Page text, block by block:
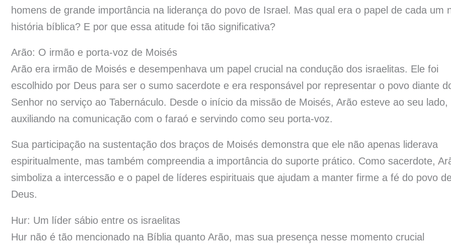
homens de grande importância na liderança do povo de Israel. Mas qual era o papel de cada um
história bíblica? E por que essa atitude foi tão significativa?
Arão: O irmão e porta-voz de Moisés
Arão era irmão de Moisés e desempenhava um papel crucial na condução dos israelitas. Ele foi
escolhido por Deus para ser o sumo sacerdote e era responsável por representar o povo diante
Senhor no serviço ao Tabernáculo. Desde o início da missão de Moisés, Arão esteve ao seu lado,
auxiliando na comunicação com o faraó e servindo como seu porta-voz.
Sua participação na sustentação dos braços de Moisés demonstra que ele não apenas liderava
espiritualmente, mas também compreendia a importância do suporte prático. Como sacerdote,
simboliza a intercessão e o papel de líderes espirituais que ajudam a manter firme a fé do povo
Deus.
Hur: Um líder sábio entre os israelitas
Hur não é tão mencionado na Bíblia quanto Arão, mas sua presença nesse momento crucial